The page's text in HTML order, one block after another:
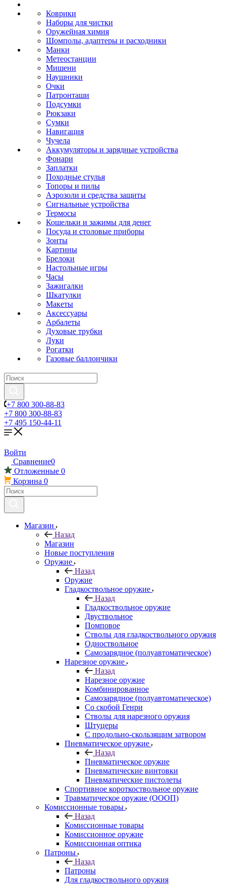
Коврики
Наборы для чистки
Оружейная химия
Шомполы, адаптеры и расходники
Манки
Метеостанции
Мишени
Наушники
Очки
Патронташи
Подсумки
Рюкзаки
Сумки
Навигация
Чучела
Аккумуляторы и зарядные устройства
Фонари
Заплатки
Походные стулья
Топоры и пилы
Аэрозоли и средства защиты
Сигнальные устройства
Термосы
Кошельки и зажимы для денег
Посуда и столовые приборы
Зонты
Картины
Брелоки
Настольные игры
Часы
Зажигалки
Шкатулки
Макеты
Аксессуары
Арбалеты
Духовые трубки
Луки
Рогатки
Газовые баллончики
+7 800 300-88-83
+7 800 300-88-83
+7 495 150-44-11
Войти
Сравнение0
Отложенные 0
Корзина 0
Магазин
Назад
Магазин
Новые поступления
Оружие
Назад
Оружие
Гладкоствольное оружие
Назад
Гладкоствольное оружие
Двуствольное
Помповое
Стволы для гладкоствольного оружия
Одноствольное
Самозарядное (полуавтоматическое)
Нарезное оружие
Назад
Нарезное оружие
Комбинированное
Самозарядное (полуавтоматическое)
Со скобой Генри
Стволы для нарезного оружия
Штуцеры
С продольно-скользящим затвором
Пневматическое оружие
Назад
Пневматическое оружие
Пневматические винтовки
Пневматические пистолеты
Спортивное короткоствольное оружие
Травматическое оружие (ОООП)
Комиссионные товары
Назад
Комиссионные товары
Комиссионное оружие
Комиссионная оптика
Патроны
Назад
Патроны
Для гладкоствольного оружия